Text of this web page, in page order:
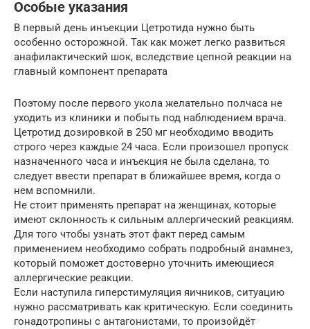
Особые указания
В первый день инъекции Цетротида нужно быть
особенно осторожной. Так как может легко развиться
анафилактический шок, вследствие цепной реакции на
главный компонент препарата
Поэтому после первого укола желательно полчаса не
уходить из клиники и побыть под наблюдением врача.
Цетротид дозировкой в 250 мг необходимо вводить
строго через каждые 24 часа. Если произошел пропуск
назначенного часа и инъекция не была сделана, то
следует ввести препарат в ближайшее время, когда о
нем вспомнили.
Не стоит применять препарат на женщинах, которые
имеют склонность к сильным аллергический реакциям.
Для того чтобы узнать этот факт перед самым
применением необходимо собрать подробный анамнез,
который поможет достоверно уточнить имеющиеся
аллергические реакции.
Если наступила гиперстимуляция яичников, ситуацию
нужно рассматривать как критическую. Если соединить
гонадотропины с антагонистами, то произойдёт